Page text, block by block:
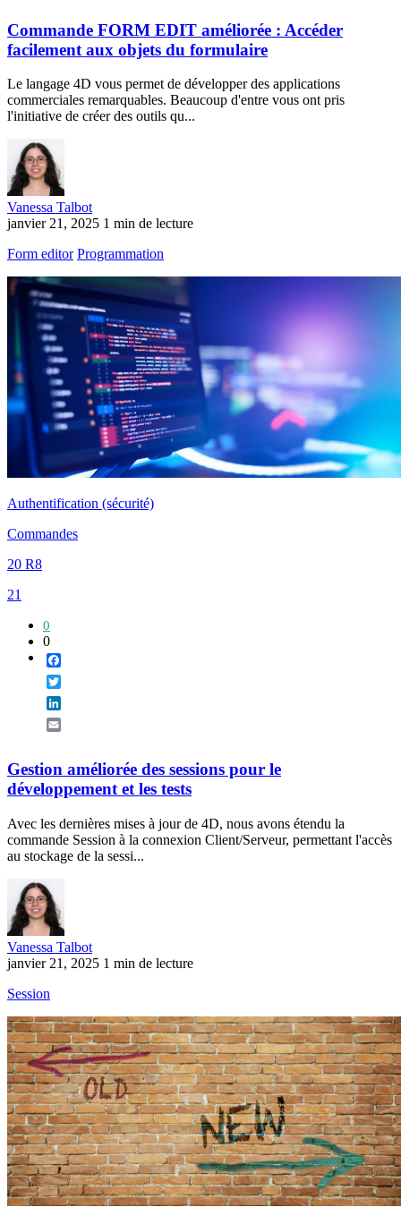
Commande FORM EDIT améliorée : Accéder
facilement aux objets du formulaire
Le langage 4D vous permet de développer des applications
commerciales remarquables. Beaucoup d'entre vous ont pris
l'initiative de créer des outils qu...
Vanessa Talbot
janvier 21, 2025 1 min de lecture
Form editor Programmation
Authentification (sécurité)
Commandes
20 R8
21
0
0
Gestion améliorée des sessions pour le
développement et les tests
Avec les dernières mises à jour de 4D, nous avons étendu la
commande Session à la connexion Client/Serveur, permettant l'accès
au stockage de la sessi...
Vanessa Talbot
janvier 21, 2025 1 min de lecture
Session